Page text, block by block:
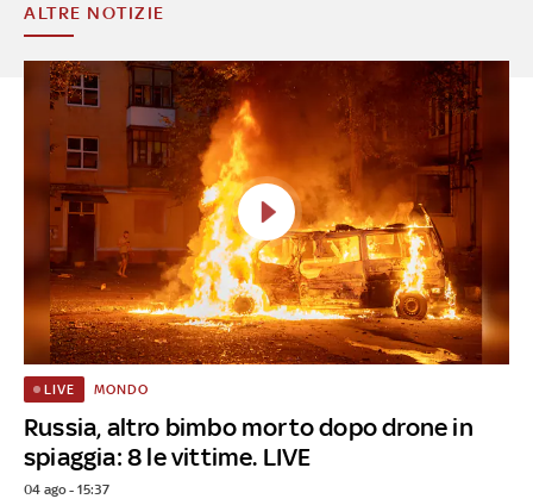
ALTRE NOTIZIE
Russia, altro bimbo morto dopo drone in
spiaggia: 8 le vittime. LIVE
LIVE MONDO
04 ago - 15:37